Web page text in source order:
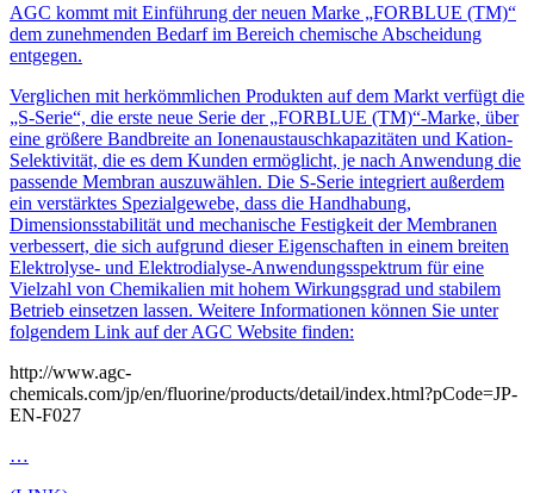
AGC kommt mit Einführung der neuen Marke „FORBLUE (TM)“
dem zunehmenden Bedarf im Bereich chemische Abscheidung
entgegen.
Verglichen mit herkömmlichen Produkten auf dem Markt verfügt die
„S-Serie“, die erste neue Serie der „FORBLUE (TM)“-Marke, über
eine größere Bandbreite an Ionenaustauschkapazitäten und Kation-
Selektivität, die es dem Kunden ermöglicht, je nach Anwendung die
passende Membran auszuwählen. Die S-Serie integriert außerdem
ein verstärktes Spezialgewebe, dass die Handhabung,
Dimensionsstabilität und mechanische Festigkeit der Membranen
verbessert, die sich aufgrund dieser Eigenschaften in einem breiten
Elektrolyse- und Elektrodialyse-Anwendungsspektrum für eine
Vielzahl von Chemikalien mit hohem Wirkungsgrad und stabilem
Betrieb einsetzen lassen. Weitere Informationen können Sie unter
folgendem Link auf der AGC Website finden:
http://www.agc-
chemicals.com/jp/en/fluorine/products/detail/index.html?pCode=JP-
EN-F027
…